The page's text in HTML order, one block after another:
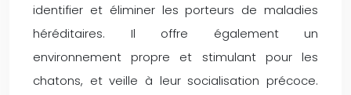
identifier et éliminer les porteurs de maladies
héréditaires. Il offre également un
environnement propre et stimulant pour les
chatons, et veille à leur socialisation précoce.